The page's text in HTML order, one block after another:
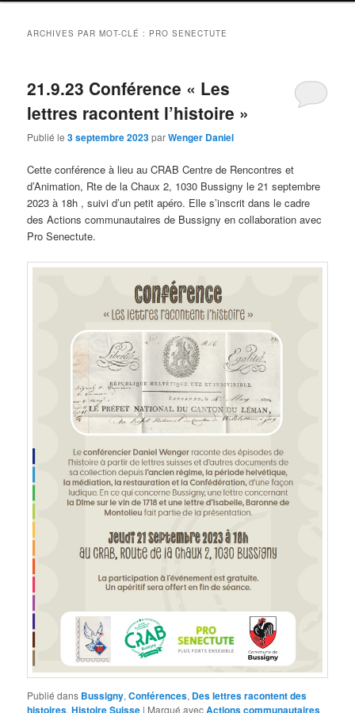
ARCHIVES PAR MOT-CLÉ : PRO SENECTUTE
21.9.23 Conférence « Les
lettres racontent l’histoire »
Publié le3 septembre 2023parWenger Daniel
Cette conférence à lieu au CRAB Centre de Rencontres et
d’Animation, Rte de la Chaux 2, 1030 Bussigny le 21 septembre
2023 à 18h , suivi d’un petit apéro. Elle s’inscrit dans le cadre
des Actions communautaires de Bussigny en collaboration avec
Pro Senectute.
Publié dans Bussigny,Conférences, Des lettres racontent des
histoires,Histoire Suisse | Marqué avecActions communautaires